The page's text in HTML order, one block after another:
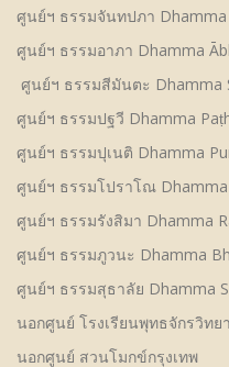
ศูนย์ฯ ธรรมจันทปภา Dhamma
ศูนย์ฯ ธรรมอาภา Dhamma
ศูนย์ฯ ธรรมสีมันตะ Dhamma
ศูนย์ฯ ธรรมปฐวี Dhamma
ศูนย์ฯ ธรรมปุเนติ Dhamma
ศูนย์ฯ ธรรมโปราโณ
ศูนย์ฯ ธรรมรังสิมา Dhamma
ศูนย์ฯ ธรรมภูวนะ Dhamma
ศูนย์ฯ ธรรมสุธาลัย Dhamma
นอกศูนย์ โรงเรียนพุทธจักรวิทย
นอกศูนย์ สวนโมกข์กรุงเทพ